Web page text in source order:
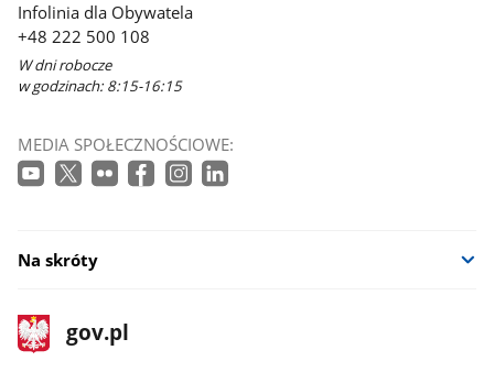
Infolinia dla Obywatela
+48 222 500 108
W dni robocze
w godzinach: 8:15-16:15
MEDIA SPOŁECZNOŚCIOWE:
Na skróty
stopka
gov.pl
Strona
gov.pl